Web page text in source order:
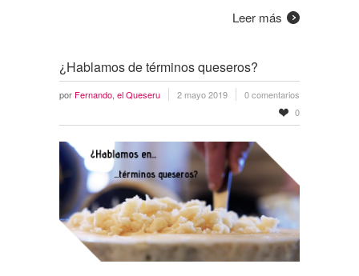
Leer más
¿Hablamos de términos queseros?
por Fernando, el Queseru 2 mayo 2019
0 comentarios
0